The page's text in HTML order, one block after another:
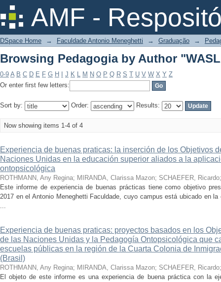
AMF -
Browsing Pedagogia by Author
DSpace Home → Faculdade Antonio Meneghetti → Graduação →
Browsing Pedagogia by Author
0-9 A B C D E F G H J K L M N O P Q R S T U V W X Y Z
Or enter first few letters:
Sort by: Order: Results:
Now showing items 1-4 of 4
Experiencia de buenas praticas: la inserción de los Objetivos
Naciones Unidas en la educación superior aliados a la
ontopsicológica
ROTHMANN, Any Regina; MIRANDA, Clarissa Mazon; SCHAEFER, Ricardo
Este informe de experiencia de buenas prácticas tiene como objetivo
2017 en el Antonio Meneghetti Faculdade, cuyo campus está ubicado en
...
Experiencia de buenas praticas: proyectos basados en los
de las Naciones Unidas y la Pedagogía Ontopsicológica que
escuelas públicas en la región de la Cuarta Colonia de
(Brasil)
ROTHMANN, Any Regina; MIRANDA, Clarissa Mazon; SCHAEFER, Ricardo
El objeto de este informe es una experiencia de buena práctica con la